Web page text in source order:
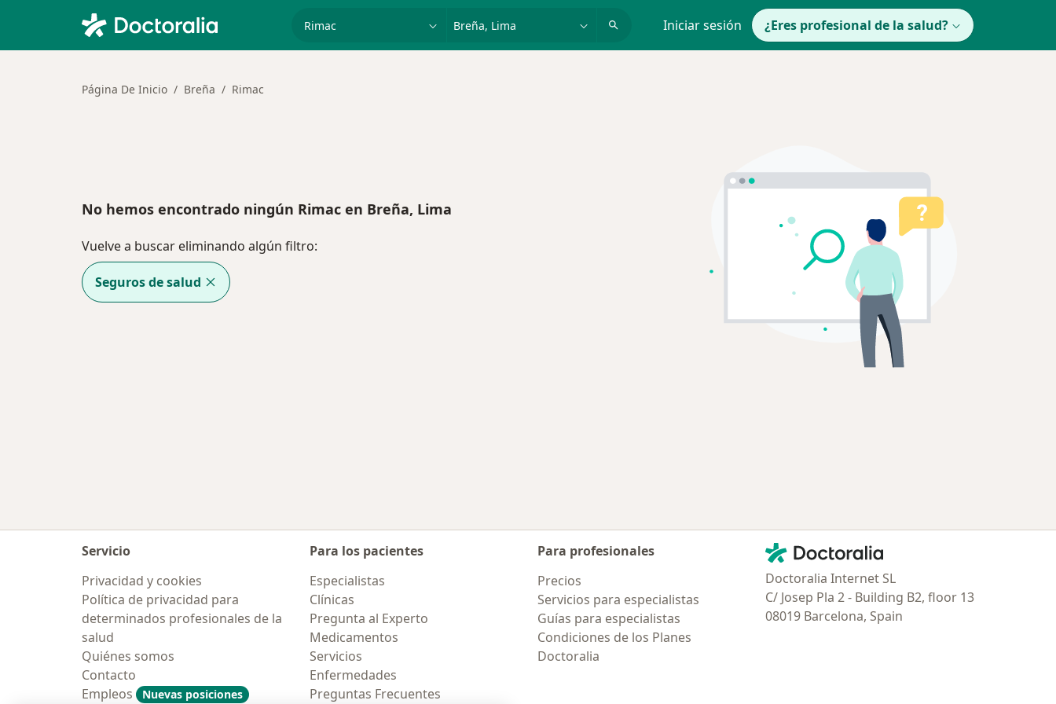
Iniciar sesión ¿Eres profesional de la salud?
Página De Inicio Breña Rimac
No hemos encontrado ningún Rimac en Breña, Lima
Vuelve a buscar eliminando algún filtro:
Seguros de salud
Servicio
Privacidad y cookies
Política de privacidad para
determinados profesionales de la
salud
Quiénes somos
Contacto
Empleos
Nuevas posiciones
Para los pacientes
Especialistas
Clínicas
Pregunta al Experto
Medicamentos
Servicios
Enfermedades
Preguntas Frecuentes
Para profesionales
Precios
Servicios para especialistas
Guías para especialistas
Condiciones de los Planes
Doctoralia
Contacto
Doctoralia - Página de inicio
Doctoralia Internet SL
C/ Josep Pla 2 - Building B2, floor 13
08019 Barcelona, Spain